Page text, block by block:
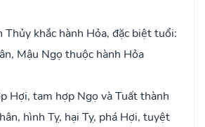
Thủy khắc hành Hỏa, đặc biệt tuổi:
Mậu Ngọ thuộc hành Hỏa
Hợi, tam hợp Ngọ và Tuất thành
hình Tỵ, hại Tỵ, phá Hợi, tuyệt